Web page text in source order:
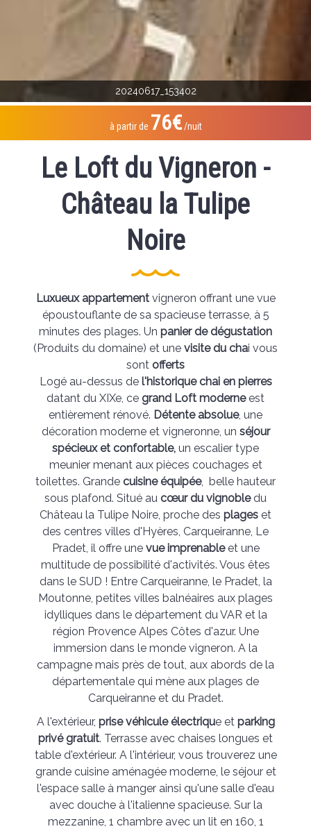
20240617_153402
à partir de 76€/nuit
Le Loft du Vigneron -
Château la Tulipe
Noire
Luxueux appartementvigneron offrant une vue
époustouflante de sa spacieuse terrasse, à 5
minutes des plages. Un panier de dégustation
(Produits du domaine) et une visite du chai vous
sont offerts
Logé au-dessus de l'historique chai en pierres
datant du XIXe, ce grand Loft moderneest
entièrement rénové. Détente absolue, une
décoration moderne et vigneronne, un séjour
spécieux et confortable, un escalier type
meunier menant aux pièces couchages et
toilettes. Grande cuisine équipée, belle hauteur
sous plafond. Situé au cœur du vignobledu
Château la Tulipe Noire, proche des plages et
des centres villes d'Hyères, Carqueiranne, Le
Pradet, il offre une vue imprenableet une
multitude de possibilité d'activités. Vous êtes
dans le SUD ! Entre Carqueiranne, le Pradet, la
Moutonne, petites villes balnéaires aux plages
idylliques dans le département du VAR et la
région Provence Alpes Côtes d'azur. Une
immersion dans le monde vigneron. A la
campagne mais près de tout, aux abords de la
départementale qui mène aux plages de
Carqueiranne et du Pradet.
A l'extérieur, prise véhicule électrique et parking
privé gratuit. Terrasse avec chaises longues et
table d'extérieur. A l'intérieur, vous trouverez une
grande cuisine aménagée moderne, le séjour et
l'espace salle à manger ainsi qu'une salle d'eau
avec douche à l'italienne spacieuse. Sur la
mezzanine, 1 chambre avec un lit en 160, 1